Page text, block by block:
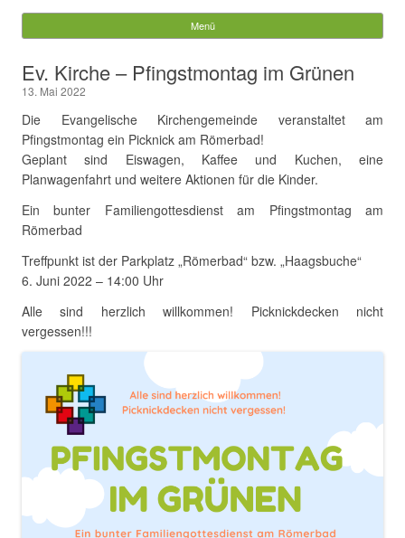
Würzberg.info
nach:
Menü
Ev. Kirche – Pfingstmontag im Grünen
13. Mai 2022
Die Evangelische Kirchengemeinde veranstaltet am
Pfingstmontag ein Picknick am Römerbad!
Geplant sind Eiswagen, Kaffee und Kuchen, eine
Planwagenfahrt und weitere Aktionen für die Kinder.
Ein bunter Familiengottesdienst am Pfingstmontag am
Römerbad
Treffpunkt ist der Parkplatz „Römerbad“ bzw. „Haagsbuche“
6. Juni 2022 – 14:00 Uhr
Alle sind herzlich willkommen! Picknickdecken nicht
vergessen!!!